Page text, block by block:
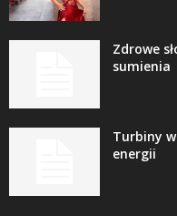
Zdrowe
sumienia
Turbiny
energii